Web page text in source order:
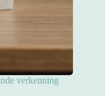
verkenning